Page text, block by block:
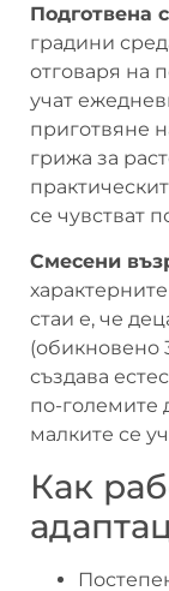
Подготвена
градини
отговаря на
учат
приготвяне
грижа за
се чувстват
Смесени
стаи е, че
(обикновено
създава
по-големите
малките се
Как